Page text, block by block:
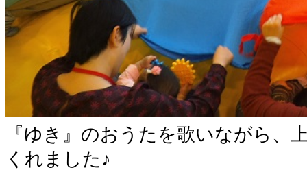
『ゆき』のおうたを歌いながら、
くれました♪